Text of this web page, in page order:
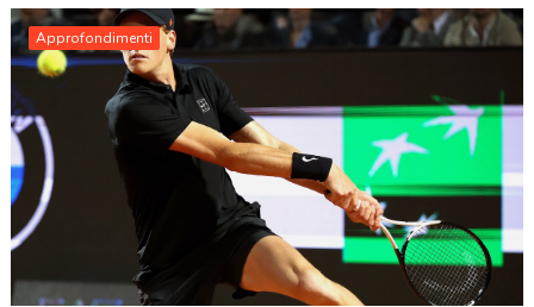
Approfondimenti